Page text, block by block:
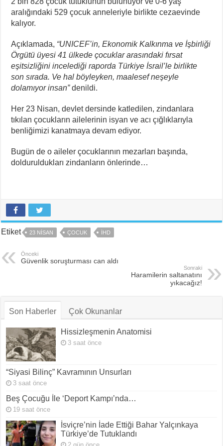
aralığındaki 529 çocuk anneleriyle birlikte cezaevinde
kalıyor.
Açıklamada, “UNICEF’in, Ekonomik Kalkınma ve İşbirliği
Örgütü üyesi 41 ülkede çocuklar arasındaki fırsat
eşitsizliğini incelediği raporda Türkiye İsrail’le birlikte
son sırada. Ve hal böyleyken, maalesef neşeyle
dolamıyor insan”denildi.
Her 23 Nisan, devlet dersinde katledilen, zindanlara
tıkılan çocukların ailelerinin isyan ve acı çığlıklarıyla
benliğimizi kanatmaya devam ediyor.
Bugün de o aileler çocuklarının mezarları başında,
dolduruldukları zindanların önlerinde…
Etiket 23 NISAN ÇOCUK İHD
Önceki
Güvenlik soruşturması can aldı
Sonraki
Haramilerin saltanatını
yıkacağız!
Son Haberler Çok Okunanlar
Hissizleşmenin Anatomisi
3 saat önce
“Siyasi Bilinç” Kavramının Unsurları
3 saat önce
Beş Çocuğu İle ‘Deport Kampı’nda…
19 saat önce
İsviçre’nin İade Ettiği Bahar Yalçınkaya
Türkiye’de Tutuklandı